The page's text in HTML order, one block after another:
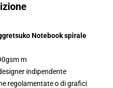
Notebook spirale
m
indipendente
regolamentate o di grafici